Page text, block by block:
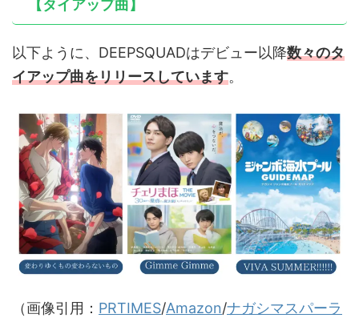
【タイアップ曲】
以下ように、DEEPSQUADはデビュー以降数々のタ
イアップ曲をリリースしています。
（画像引用： PRTIMES/Amazon/ナガシマスパーラ